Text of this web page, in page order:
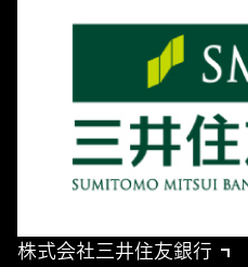
株式会社三井住友銀行